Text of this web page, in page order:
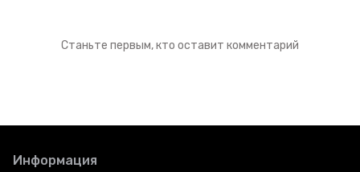
Станьте первым, кто оставит комментарий
Информация